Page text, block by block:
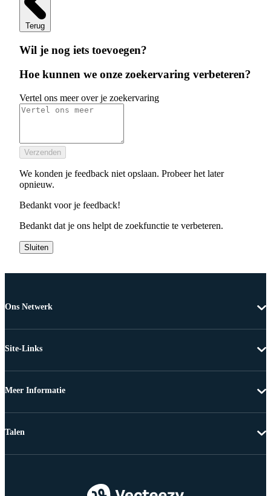
Terug
Wil je nog iets toevoegen?
Hoe kunnen we onze zoekervaring verbeteren?
Vertel ons meer over je zoekervaring
Verzenden
We konden je feedback niet opslaan. Probeer het later
opnieuw.
Bedankt voor je feedback!
Bedankt dat je ons helpt de zoekfunctie te verbeteren.
Sluiten
Ons Netwerk
Site-Links
Meer Informatie
Talen